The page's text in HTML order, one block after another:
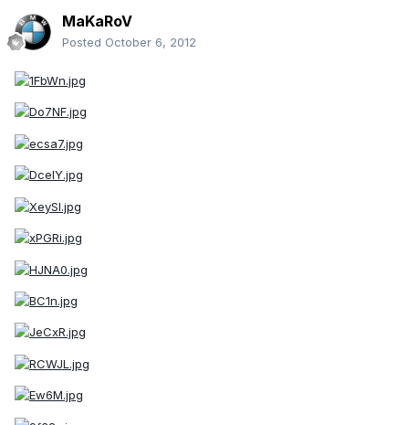
MaKaRoV
Posted October 6, 2012